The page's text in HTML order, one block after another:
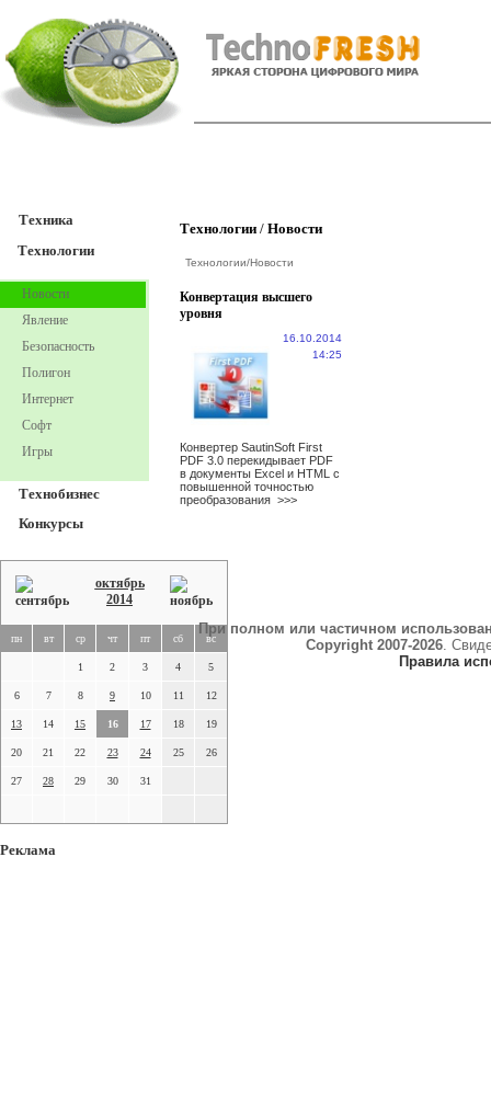
Техника
Технологии
Новости
Явление
Безопасность
Полигон
Интернет
Софт
Игры
Технобизнес
Конкурсы
октябрь
2014
пн вт ср чт пт сб вс
1 2 3 4 5
6 7 8 9 10 11 12
13 14 15 16 17 18 19
20 21 22 23 24 25 26
27 28 29 30 31
Реклама
Технологии / Новости
Технологии/Новости
Конвертация высшего
уровня
16.10.2014
14:25
Конвертер SautinSoft First
PDF 3.0 перекидывает PDF
в документы Excel и HTML с
повышенной точностью
преобразования >>>
При полном или частичном
Copyright 2007-2026.
Правила